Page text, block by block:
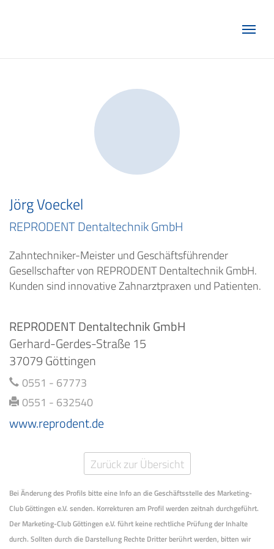
Jörg Voeckel
REPRODENT Dentaltechnik GmbH
Zahntechniker-Meister und Geschäftsführender
Gesellschafter von REPRODENT Dentaltechnik GmbH.
Kunden sind innovative Zahnarztpraxen und Patienten.
REPRODENT Dentaltechnik GmbH
Gerhard-Gerdes-Straße 15
37079 Göttingen
0551 - 67773
0551 - 632540
www.reprodent.de
Zurück zur Übersicht
Bei Änderung des Profils bitte eine Info an die Geschäftsstelle des Marketing-
Club Göttingen e.V. senden. Korrekturen am Profil werden zeitnah durchgeführt.
Der Marketing-Club Göttingen e.V. führt keine rechtliche Prüfung der Inhalte
durch. Sollten durch die Darstellung Rechte Dritter berührt werden, bitten wir